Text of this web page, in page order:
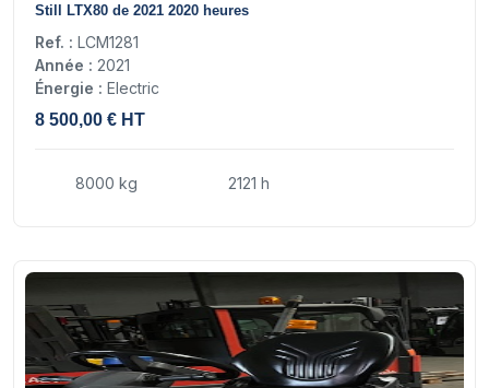
Still LTX80 de 2021 2020 heures
Ref. : LCM1281
Année : 2021
Énergie : Electric
8 500,00 € HT
8000 kg 2121 h